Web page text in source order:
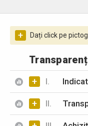
+ Dați click pe
+ I.
+ II.